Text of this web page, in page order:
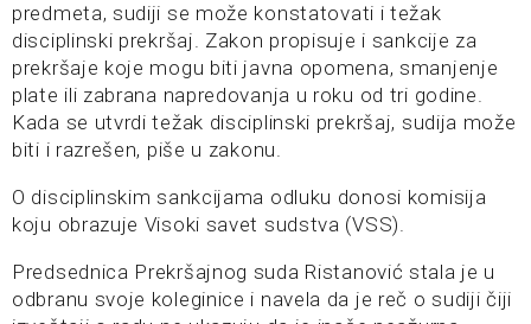
predmeta, sudiji se može konstatovati i težak
disciplinski prekršaj. Zakon propisuje i sankcije za
prekršaje koje mogu biti javna opomena, smanjenje
plate ili zabrana napredovanja u roku od tri godine.
Kada se utvrdi težak disciplinski prekršaj, sudija može
biti i razrešen, piše u zakonu.
O disciplinskim sankcijama odluku donosi komisija
koju obrazuje Visoki savet sudstva (VSS).
Predsednica Prekršajnog suda Ristanović stala je u
odbranu svoje koleginice i navela da je reč o sudiji čiji